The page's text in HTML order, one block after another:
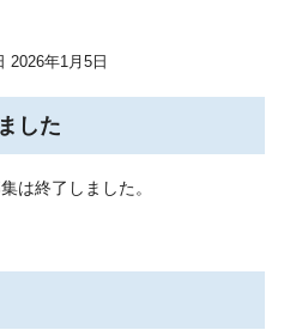
年1月5日
した
は終了しました。